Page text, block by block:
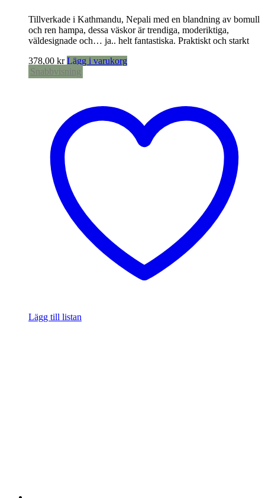
Tillverkade i Kathmandu, Nepali med en blandning av bomull
och ren hampa, dessa väskor är trendiga, moderiktiga,
väldesignade och… ja.. helt fantastiska. Praktiskt och starkt
378,00 kr Lägg i varukorg
Snabbvisning
Lägg till listan